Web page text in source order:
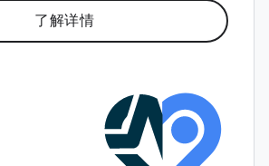
了解详情